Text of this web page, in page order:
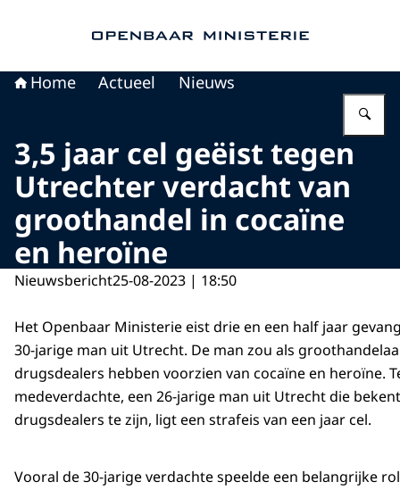
Home Actueel Nieuws
3,5 jaar cel geëist tegen
Utrechter verdacht van
groothandel in cocaïne
en heroïne
Nieuwsbericht25-08-2023 | 18:50
Het Openbaar Ministerie eist drie en een half jaar
30-jarige man uit Utrecht. De man zou als
drugsdealers hebben voorzien van cocaïne en heroïne.
medeverdachte, een 26-jarige man uit Utrecht die
drugsdealers te zijn, ligt een strafeis van een jaar cel.
Vooral de 30-jarige verdachte speelde een belangrijke